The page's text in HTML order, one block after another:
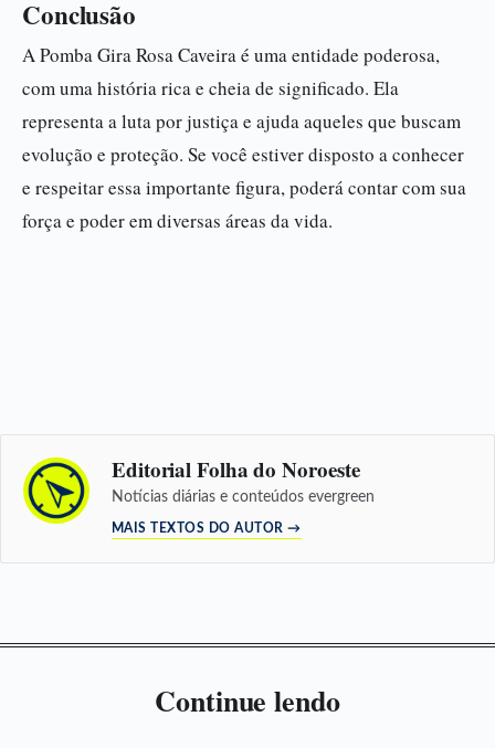
Conclusão
A Pomba Gira Rosa Caveira é uma entidade poderosa,
com uma história rica e cheia de significado. Ela
representa a luta por justiça e ajuda aqueles que buscam
evolução e proteção. Se você estiver disposto a conhecer
e respeitar essa importante figura, poderá contar com sua
força e poder em diversas áreas da vida.
Editorial Folha do Noroeste
Notícias diárias e conteúdos evergreen
MAIS TEXTOS DO AUTOR →
Continue lendo